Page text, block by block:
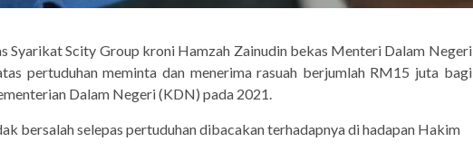
Syarikat Scity Group kroni Hamzah Zainudin bekas Menteri Dalam Negeri
pertuduhan meminta dan menerima rasuah berjumlah RM15 juta bagi
Dalam Negeri (KDN) pada 2021.
bersalah selepas pertuduhan dibacakan terhadapnya di hadapan Hakim